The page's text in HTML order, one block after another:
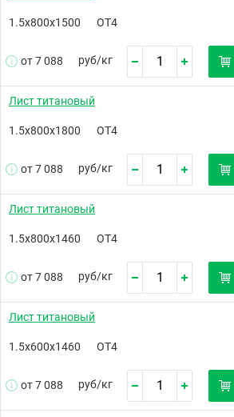
1.5х800х1500 ОТ4
от 7 088 руб/кг
Лист титановый
1.5х800х1800 ОТ4
от 7 088 руб/кг
Лист титановый
1.5х800х1460 ОТ4
от 7 088 руб/кг
Лист титановый
1.5х600х1460 ОТ4
от 7 088 руб/кг